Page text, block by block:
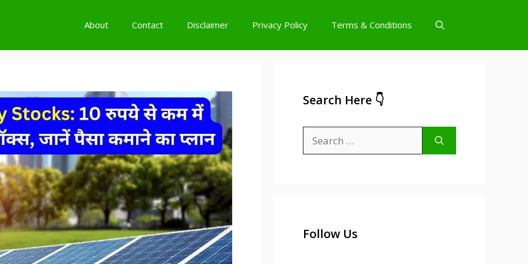
About Contact Disclaimer Privacy Policy Terms & Conditions
Search Here 👇
Search
for:
Follow Us